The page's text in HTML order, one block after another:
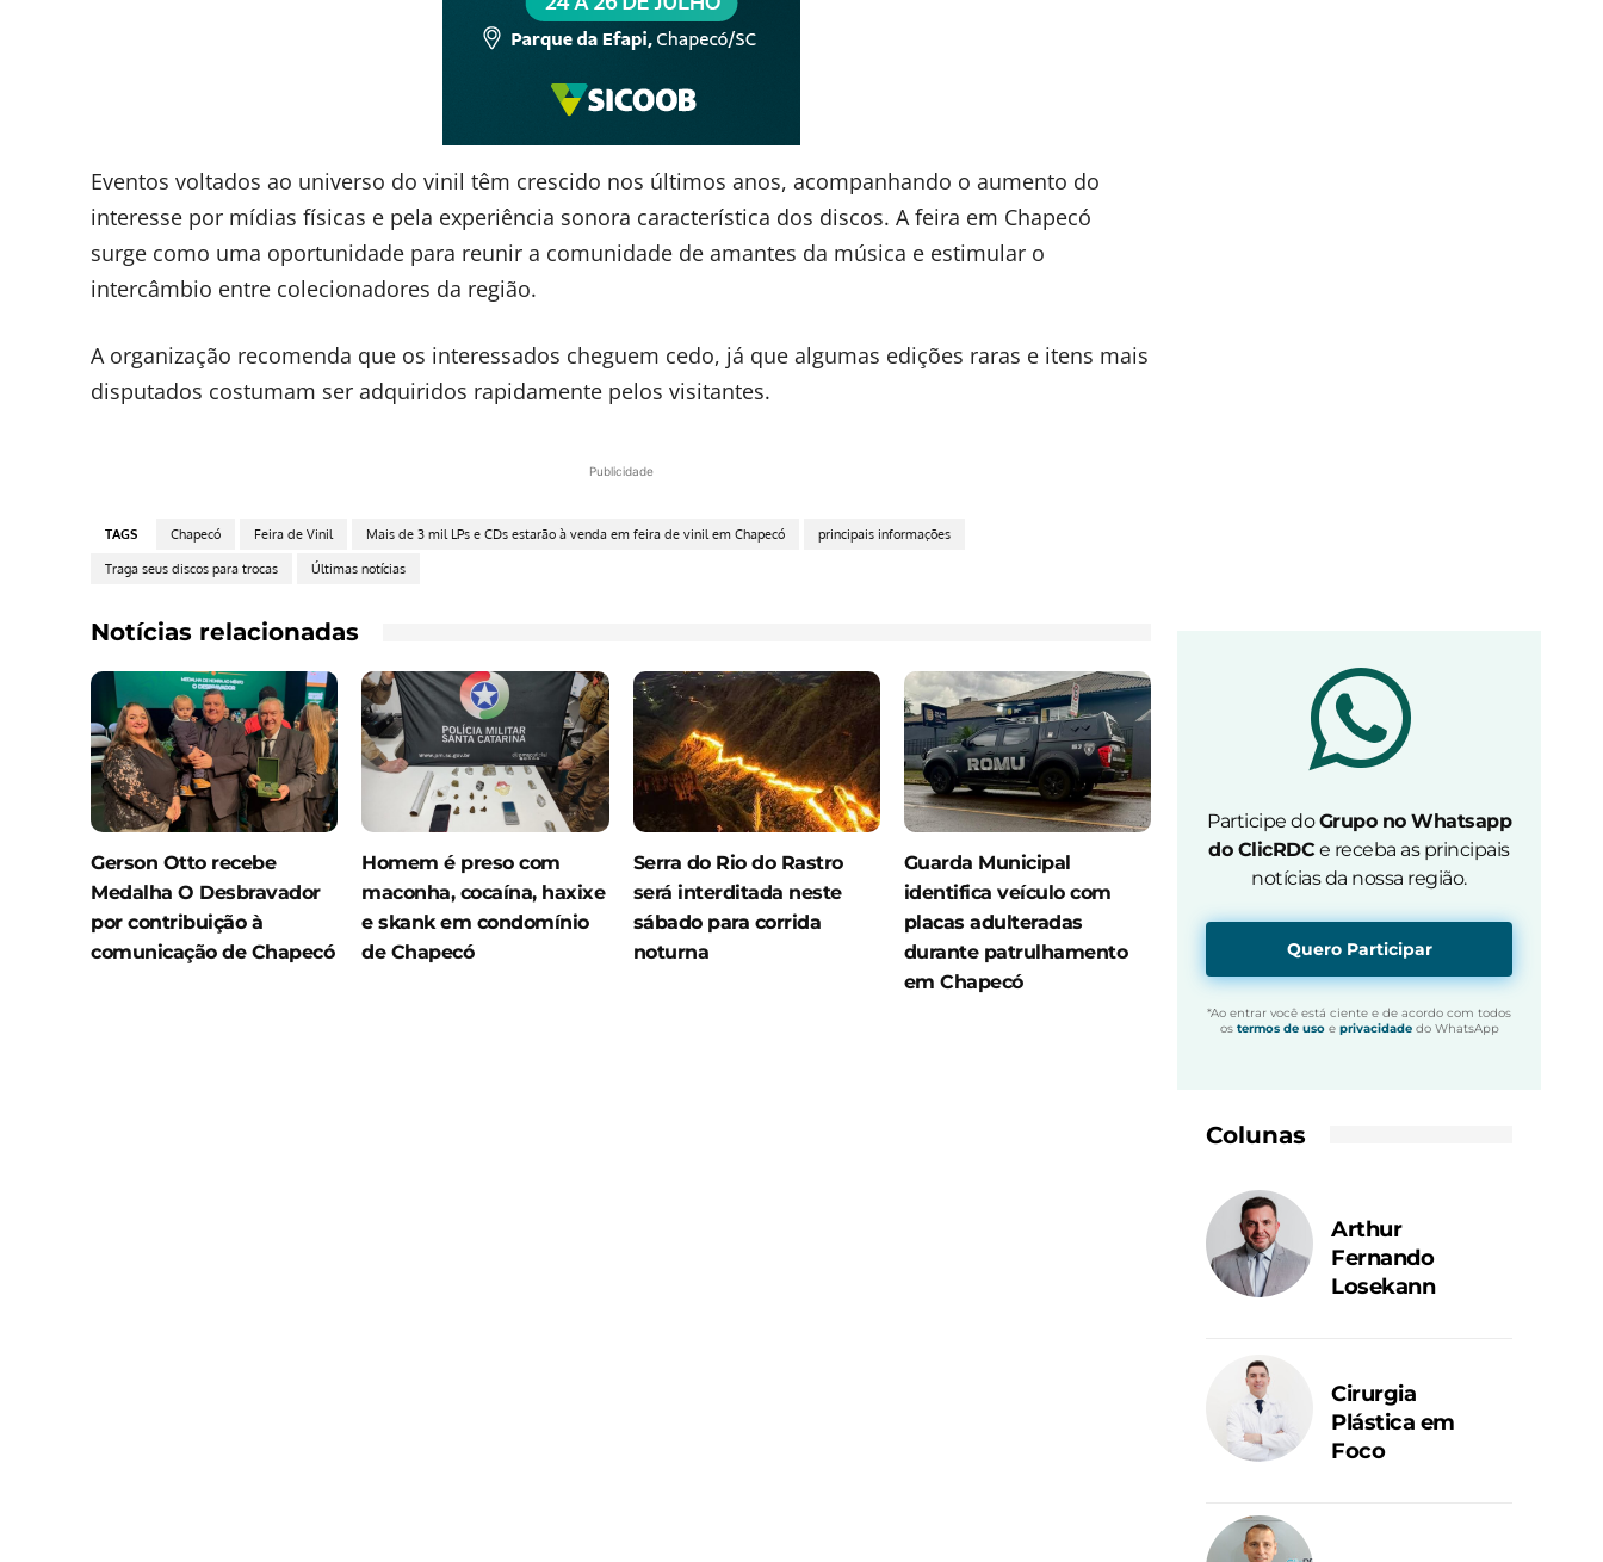
Eventos voltados ao universo do vinil têm crescido nos últimos anos, acompanhando o aumento do
interesse por mídias físicas e pela experiência sonora característica dos discos. A feira em Chapecó
surge como uma oportunidade para reunir a comunidade de amantes da música e estimular o
intercâmbio entre colecionadores da região.
A organização recomenda que os interessados cheguem cedo, já que algumas edições raras e itens mais
disputados costumam ser adquiridos rapidamente pelos visitantes.
Publicidade
TAGS Chapecó Feira de Vinil Mais de 3 mil LPs e CDs estarão à venda em feira de vinil em Chapecó principais informações
Traga seus discos para trocas Últimas notícias
Notícias relacionadas
Gerson Otto recebe
Medalha O Desbravador
por contribuição à
comunicação de Chapecó
Homem é preso com
maconha, cocaína, haxixe
e skank em condomínio
de Chapecó
Serra do Rio do Rastro
será interditada neste
sábado para corrida
noturna
Guarda Municipal
identifica veículo com
placas adulteradas
durante patrulhamento
em Chapecó
Participe doGrupo no Whatsapp
do ClicRDC e receba as principais
notícias da nossa região.
Quero Participar
*Ao entrar você está ciente e de acordo com todos
os termos de usoe privacidadedo WhatsApp
Colunas
Arthur
Fernando
Losekann
Cirurgia
Plástica em
Foco